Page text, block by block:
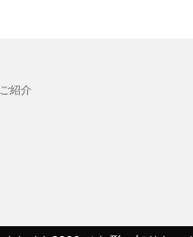
紹介